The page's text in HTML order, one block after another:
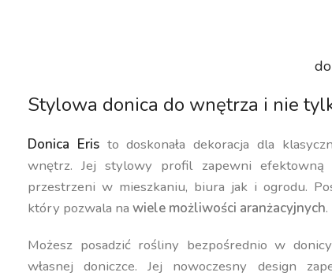
Stylowa donica do wnętrza i nie
Donica Eris to doskonała dekoracja dla
wnętrz. Jej stylowy profil zapewni efektowną
przestrzeni w mieszkaniu, biura jak i ogrodu.
który pozwala nawiele możliwości aranżacyjnych.
Możesz posadzić rośliny bezpośrednio w
własnej doniczce. Jej nowoczesny design